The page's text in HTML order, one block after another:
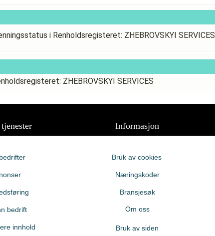
i Renholdsregisteret: ZHEBROVSKYI SERVICES
ZHEBROVSKYI SERVICES
Informasjon
bedrift
innhold
Bruk av cookies
Næringskoder
Bransjesøk
Om oss
Bruk av siden